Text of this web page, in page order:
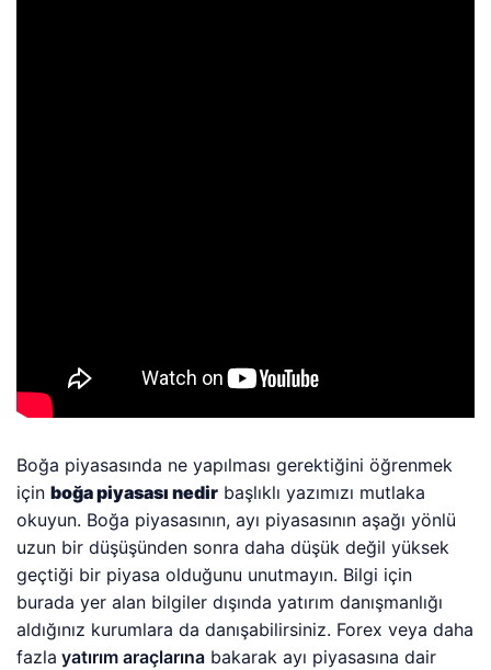
Boğa piyasasında ne yapılması gerektiğini öğrenmek
içinboğa piyasası nedir başlıklı yazımızı mutlaka
okuyun. Boğa piyasasının, ayı piyasasının aşağı yönlü
uzun bir düşüşünden sonra daha düşük değil yüksek
geçtiği bir piyasa olduğunu unutmayın. Bilgi için
burada yer alan bilgiler dışında yatırım danışmanlığı
aldığınız kurumlara da danışabilirsiniz. Forex veya daha
fazla yatırım araçlarına bakarak ayı piyasasına dair